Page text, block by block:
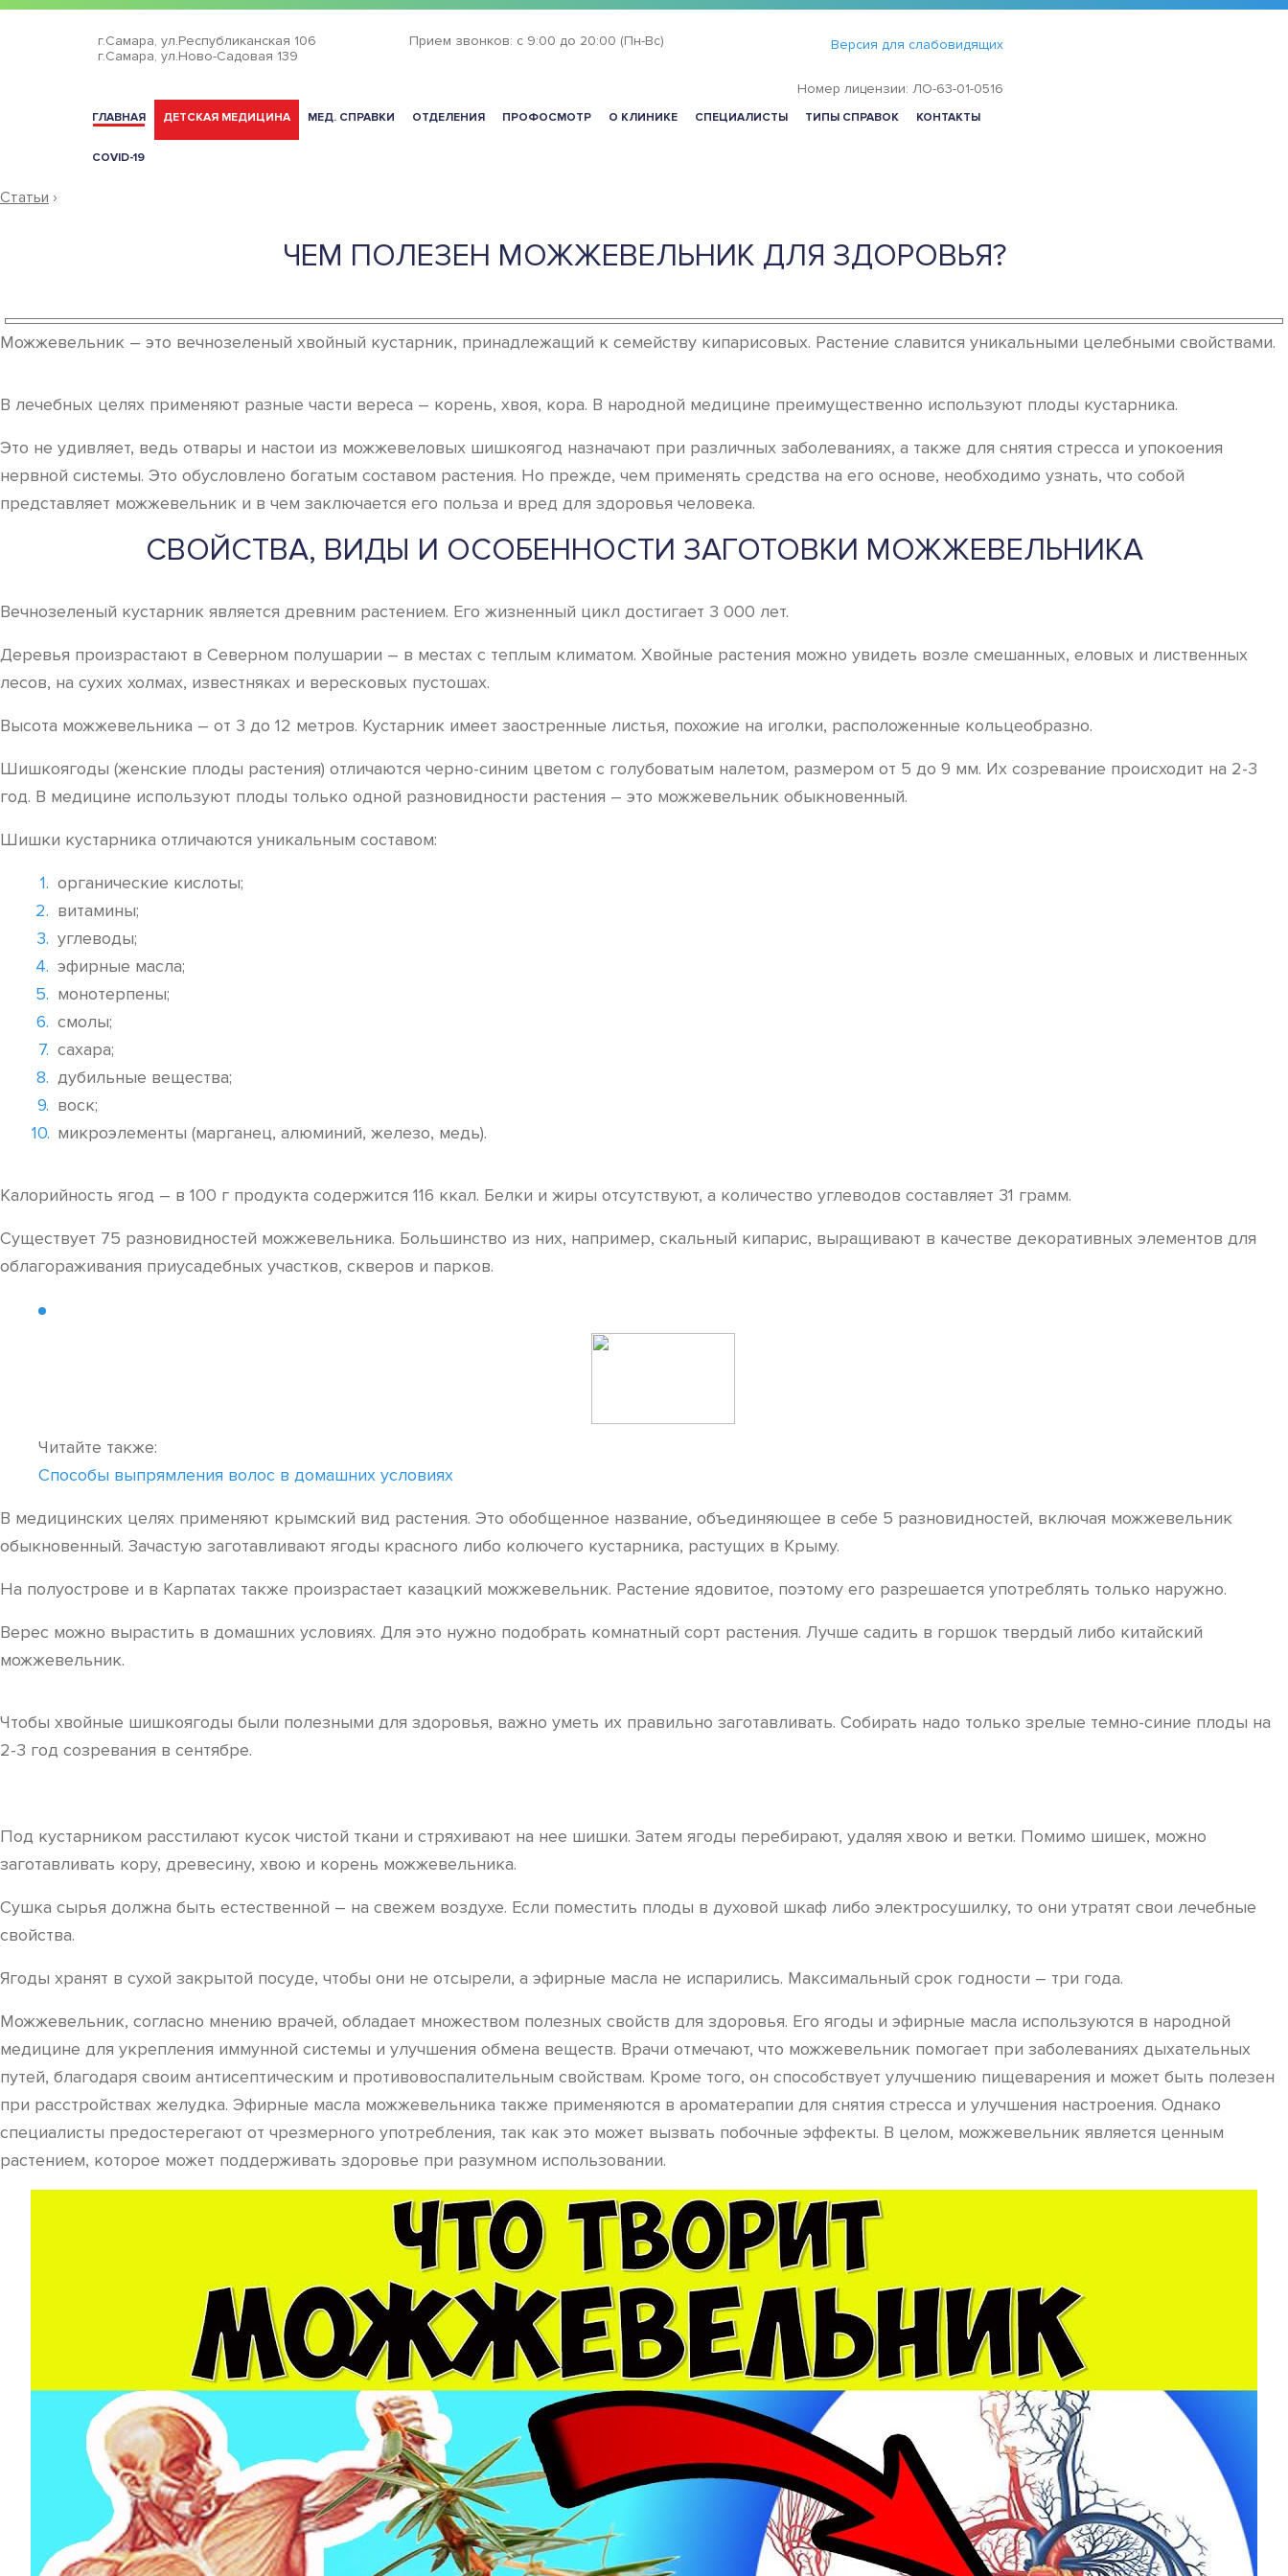
г.Самара, ул.Республиканская 106
г.Самара, ул.Ново-Садовая 139
Прием звонков: с 9:00 до 20:00 (Пн-Вс) Версия для слабовидящих
Номер лицензии: ЛО-63-01-0516
ГЛАВНАЯ ДЕТСКАЯ МЕДИЦИНА МЕД. СПРАВКИ ОТДЕЛЕНИЯ ПРОФОСМОТР О КЛИНИКЕ СПЕЦИАЛИСТЫ ТИПЫ СПРАВОК КОНТАКТЫ
COVID-19
Статьи ›
ЧЕМ ПОЛЕЗЕН МОЖЖЕВЕЛЬНИК ДЛЯ ЗДОРОВЬЯ?
Можжевельник – это вечнозеленый хвойный кустарник, принадлежащий к семейству кипарисовых. Растение славится уникальными целебными свойствами.
В лечебных целях применяют разные части вереса – корень, хвоя, кора. В народной медицине преимущественно используют плоды кустарника.
Это не удивляет, ведь отвары и настои из можжевеловых шишкоягод назначают при различных заболеваниях, а также для снятия стресса и упокоения
нервной системы. Это обусловлено богатым составом растения. Но прежде, чем применять средства на его основе, необходимо узнать, что собой
представляет можжевельник и в чем заключается его польза и вред для здоровья человека.
СВОЙСТВА, ВИДЫ И ОСОБЕННОСТИ ЗАГОТОВКИ МОЖЖЕВЕЛЬНИКА
Вечнозеленый кустарник является древним растением. Его жизненный цикл достигает 3 000 лет.
Деревья произрастают в Северном полушарии – в местах с теплым климатом. Хвойные растения можно увидеть возле смешанных, еловых и лиственных
лесов, на сухих холмах, известняках и вересковых пустошах.
Высота можжевельника – от 3 до 12 метров. Кустарник имеет заостренные листья, похожие на иголки, расположенные кольцеобразно.
Шишкоягоды (женские плоды растения) отличаются черно-синим цветом с голубоватым налетом, размером от 5 до 9 мм. Их созревание происходит на 2-3
год. В медицине используют плоды только одной разновидности растения – это можжевельник обыкновенный.
Шишки кустарника отличаются уникальным составом:
органические кислоты;
витамины;
углеводы;
эфирные масла;
монотерпены;
смолы;
сахара;
дубильные вещества;
воск;
микроэлементы (марганец, алюминий, железо, медь).
Калорийность ягод – в 100 г продукта содержится 116 ккал. Белки и жиры отсутствуют, а количество углеводов составляет 31 грамм.
Существует 75 разновидностей можжевельника. Большинство из них, например, скальный кипарис, выращивают в качестве декоративных элементов для
облагораживания приусадебных участков, скверов и парков.
Читайте также:
Способы выпрямления волос в домашних условиях
В медицинских целях применяют крымский вид растения. Это обобщенное название, объединяющее в себе 5 разновидностей, включая можжевельник
обыкновенный. Зачастую заготавливают ягоды красного либо колючего кустарника, растущих в Крыму.
На полуострове и в Карпатах также произрастает казацкий можжевельник. Растение ядовитое, поэтому его разрешается употреблять только наружно.
Верес можно вырастить в домашних условиях. Для это нужно подобрать комнатный сорт растения. Лучше садить в горшок твердый либо китайский
можжевельник.
Чтобы хвойные шишкоягоды были полезными для здоровья, важно уметь их правильно заготавливать. Собирать надо только зрелые темно-синие плоды на
2-3 год созревания в сентябре.
Под кустарником расстилают кусок чистой ткани и стряхивают на нее шишки. Затем ягоды перебирают, удаляя хвою и ветки. Помимо шишек, можно
заготавливать кору, древесину, хвою и корень можжевельника.
Сушка сырья должна быть естественной – на свежем воздухе. Если поместить плоды в духовой шкаф либо электросушилку, то они утратят свои лечебные
свойства.
Ягоды хранят в сухой закрытой посуде, чтобы они не отсырели, а эфирные масла не испарились. Максимальный срок годности – три года.
Можжевельник, согласно мнению врачей, обладает множеством полезных свойств для здоровья. Его ягоды и эфирные масла используются в народной
медицине для укрепления иммунной системы и улучшения обмена веществ. Врачи отмечают, что можжевельник помогает при заболеваниях дыхательных
путей, благодаря своим антисептическим и противовоспалительным свойствам. Кроме того, он способствует улучшению пищеварения и может быть полезен
при расстройствах желудка. Эфирные масла можжевельника также применяются в ароматерапии для снятия стресса и улучшения настроения. Однако
специалисты предостерегают от чрезмерного употребления, так как это может вызвать побочные эффекты. В целом, можжевельник является ценным
растением, которое может поддерживать здоровье при разумном использовании.